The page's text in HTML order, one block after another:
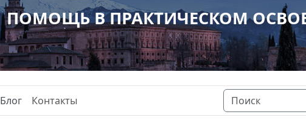
ПОМОЩЬ В ПРАКТИЧЕСКОМ
Блог Контакты